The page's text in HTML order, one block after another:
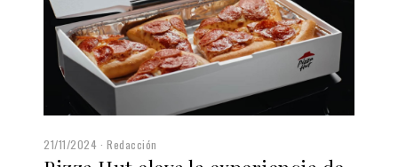
21/11/2024 Redacción